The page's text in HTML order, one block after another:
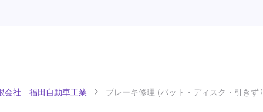
会社 福田自動車工業 ブレーキ修理 (パット・ディスク・引きず